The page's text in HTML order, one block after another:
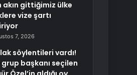
akın gittiğimiz ülke
vize şartı
7, 2026
söylentileri vardı!
başkanı seçilen